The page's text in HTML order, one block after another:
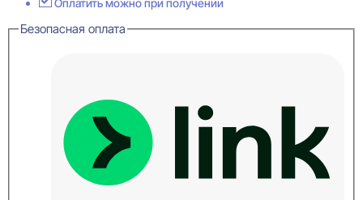
напольный
Оплатить можно при получении
Безопасная оплата